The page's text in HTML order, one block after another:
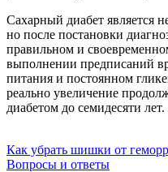
Сахарный диабет является
но после постановки
правильном и
выполнении предписаний
питания и постоянном
реально увеличение
диабетом до семидесяти лет.
Как убрать шишки от
Вопросы и ответы